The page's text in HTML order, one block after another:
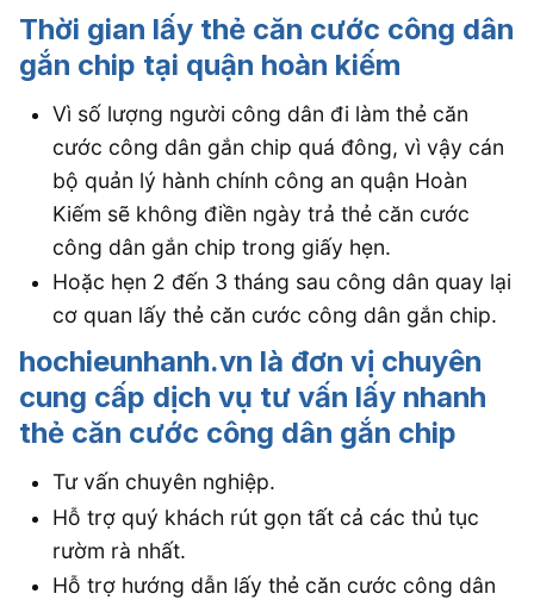
Thời gian lấy thẻ căn cước công dân
gắn chip tại quận hoàn kiếm
Vì số lượng người công dân đi làm thẻ căn
cước công dân gắn chip quá đông, vì vậy cán
bộ quản lý hành chính công an quận Hoàn
Kiếm sẽ không điền ngày trả thẻ căn cước
công dân gắn chip trong giấy hẹn.
Hoặc hẹn 2 đến 3 tháng sau công dân quay lại
cơ quan lấy thẻ căn cước công dân gắn chip.
hochieunhanh.vn là đơn vị chuyên
cung cấp dịch vụ tư vấn lấy nhanh
thẻ căn cước công dân gắn chip
Tư vấn chuyên nghiệp.
Hỗ trợ quý khách rút gọn tất cả các thủ tục
rườm rà nhất.
Hỗ trợ hướng dẫn lấy thẻ căn cước công dân